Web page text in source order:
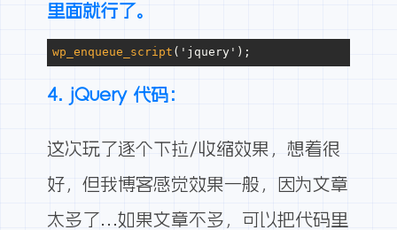
里面就行了。
wp_enqueue_script ('jquery');
4. jQuery 代码：
这次玩了逐个下拉/收缩效果，想着很
好，但我博客感觉效果一般，因为文章
太多了…如果文章不多，可以把代码里